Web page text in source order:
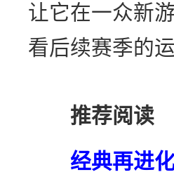
让它在一众新
看后续赛季的
推荐阅读
经典再进